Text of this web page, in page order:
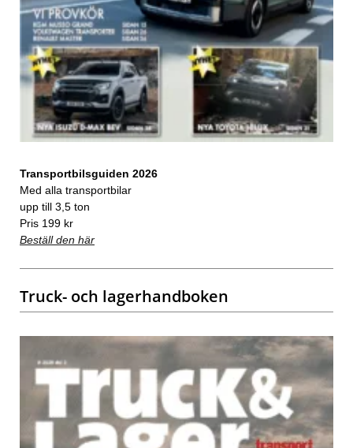
Transportbilsguiden 2026
Med alla transportbilar
upp till 3,5 ton
Pris 199 kr
Beställ den här
Truck- och lagerhandboken